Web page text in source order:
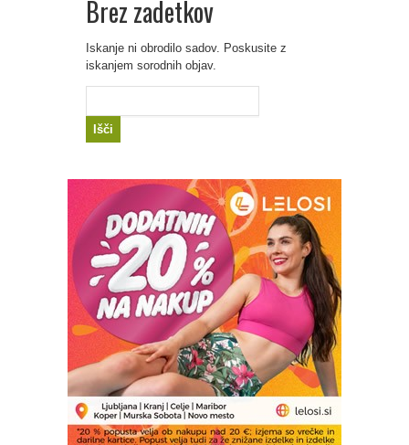
Brez zadetkov
Iskanje ni obrodilo sadov. Poskusite z
iskanjem sorodnih objav.